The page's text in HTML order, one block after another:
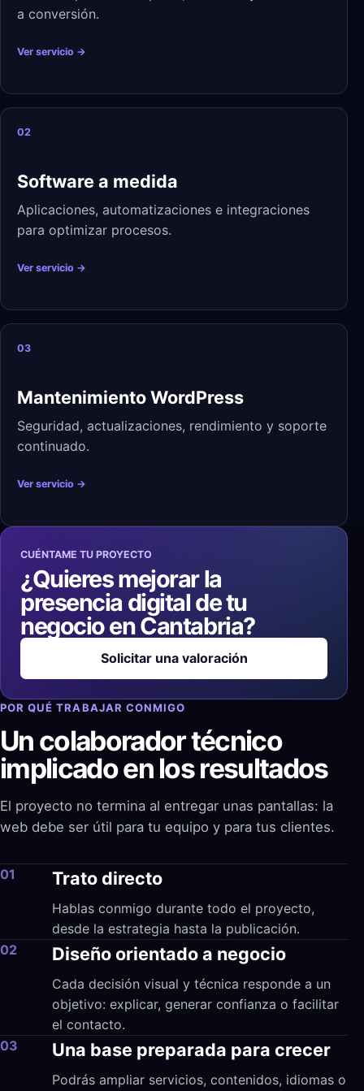
a conversión.
Ver servicio →
02
Software a medida
Aplicaciones, automatizaciones e integraciones
para optimizar procesos.
Ver servicio →
03
Mantenimiento WordPress
Seguridad, actualizaciones, rendimiento y soporte
continuado.
Ver servicio →
CUÉNTAME TU PROYECTO
¿Quieres mejorar la
presencia digital de tu
negocio en Cantabria?
Solicitar una valoración
POR QUÉ TRABAJAR CONMIGO
Un colaborador técnico
implicado en los resultados
El proyecto no termina al entregar unas pantallas: la
web debe ser útil para tu equipo y para tus clientes.
01 Trato directo
Hablas conmigo durante todo el proyecto,
desde la estrategia hasta la publicación.
02
Diseño orientado a negocio
Cada decisión visual y técnica responde a un
objetivo: explicar, generar confianza o facilitar
el contacto.
03
Una base preparada para crecer
Podrás ampliar servicios, contenidos, idiomas o